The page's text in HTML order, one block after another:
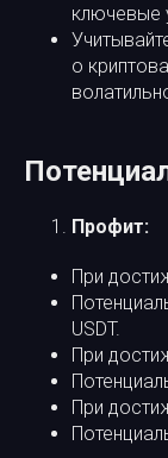
ключевые
о
Профит:
При
USDT.
При
При